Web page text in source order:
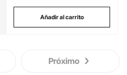
Añadir al carrito
Próximo